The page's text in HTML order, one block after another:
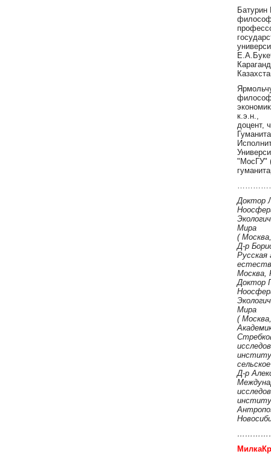
к.э.н.,
доцент,
"МосГУ"
Доктор
Мира
(
Д-р
Русская
Москва,
Доктор
Мира
(
Д-р